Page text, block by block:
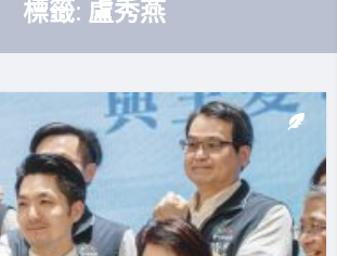
標籤: 盧秀燕